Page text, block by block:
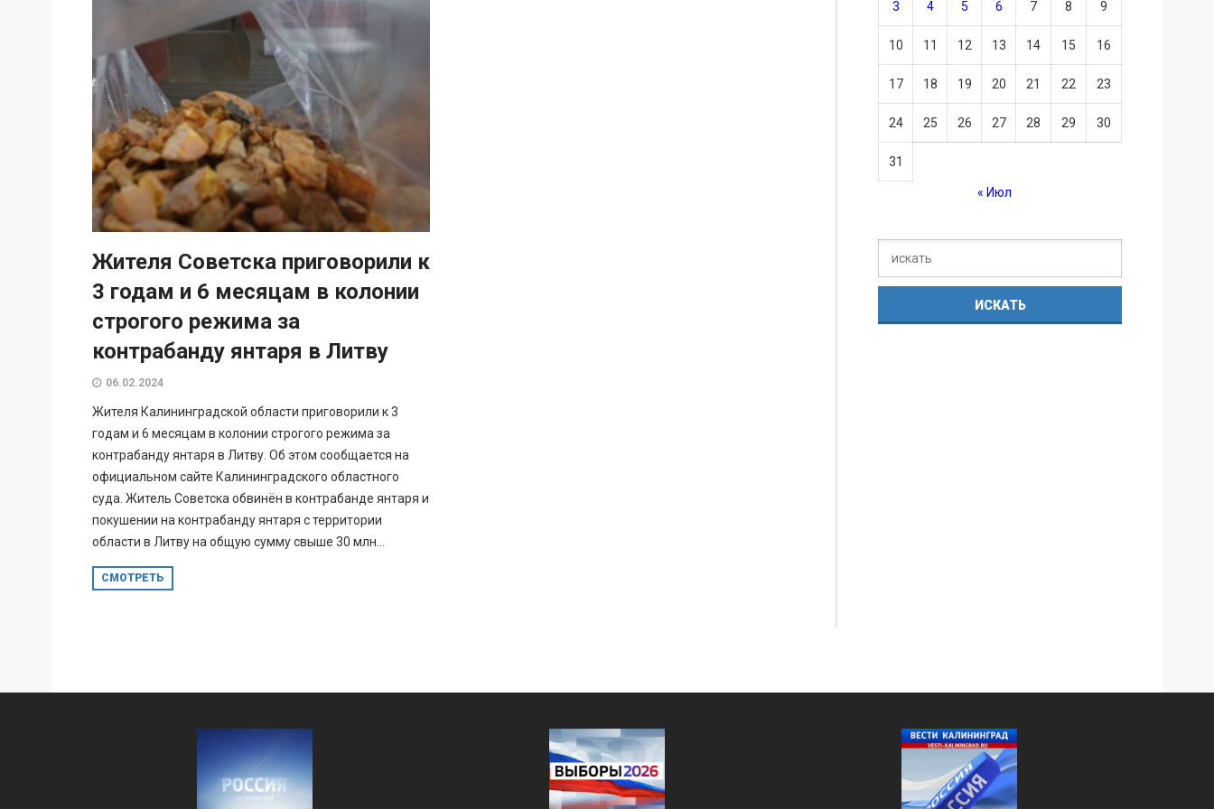
Жителя Советска приговорили к
3 годам и 6 месяцам в колонии
строгого режима за
контрабанду янтаря в Литву
06.02.2024
Жителя Калининградской области приговорили к 3
годам и 6 месяцам в колонии строгого режима за
контрабанду янтаря в Литву. Об этом сообщается на
официальном сайте Калининградского областного
суда. Житель Советска обвинён в контрабанде янтаря и
покушении на контрабанду янтаря с территории
области в Литву на общую сумму свыше 30 млн...
СМОТРЕТЬ
3 4 5 6 7 8 9
10 11 12 13 14 15 16
17 18 19 20 21 22 23
24 25 26 27 28 29 30
31
« Июл